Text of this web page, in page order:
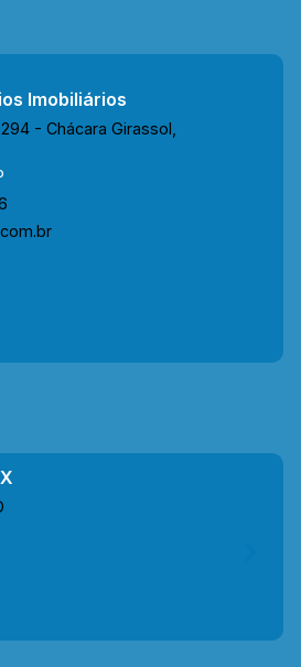
São Jerônimo. A região
Fogo Nobre, o
o Poupatempo, o
Supermercados Pague
oferecendo boa
Imóveis e agende a sua
e Telefone: 19 3475-4546
Presente em cada mudança!
Imobiliários
- Chácara Girassol,